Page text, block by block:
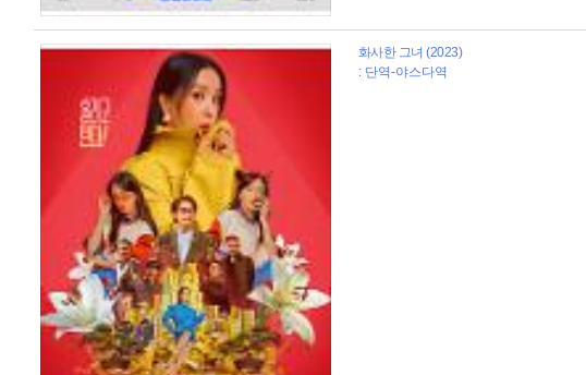
화사한 그녀 (2023)
: 단역-야스다역